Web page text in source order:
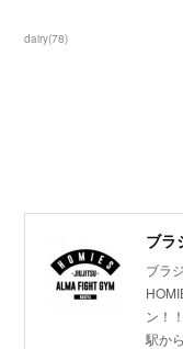
dairy(78)
ブラ
ン！
駅か